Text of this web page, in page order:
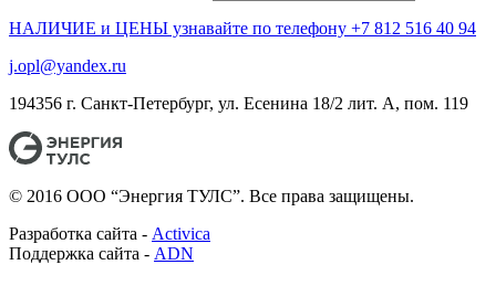
НАЛИЧИЕ и ЦЕНЫ узнавайте по телефону +7 812 516 40 94
j.opl@yandex.ru
194356 г. Санкт-Петербург, ул. Есенина 18/2 лит. А, пом. 119
© 2016 ООО “Энергия ТУЛС”. Все права защищены.
Разработка сайта - Activica
Поддержка сайта - ADN